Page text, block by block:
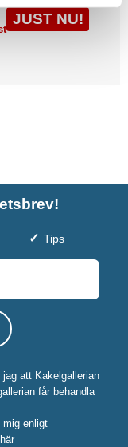
JUST NU!
Tips
att Kakelgallerian
får behandla
mig enligt